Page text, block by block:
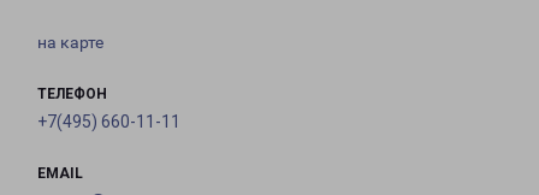
на карте
ТЕЛЕФОН
+7(495) 660-11-11
EMAIL